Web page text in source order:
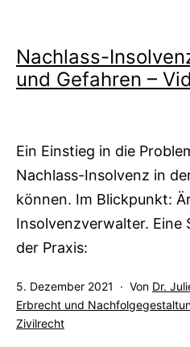
vs.
InsR
Nachlass-
und Gefahren –
Ein Einstieg in die
Nachlass-Insolvenz in
können. Im Blickpunkt:
Insolvenzverwalter. Eine
der Praxis:
Veröffentlicht
am
5. Dezember 2021 Von Dr.
Kategorisiert
als
Erbrecht und
Zivilrecht